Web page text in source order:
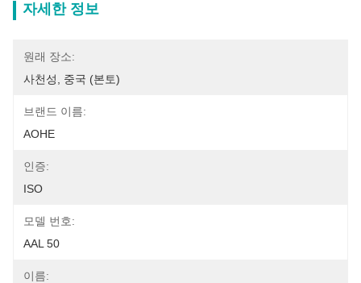
자세한 정보
원래 장소:
사천성, 중국 (본토)
브랜드 이름:
AOHE
인증:
ISO
모델 번호:
AAL 50
이름: